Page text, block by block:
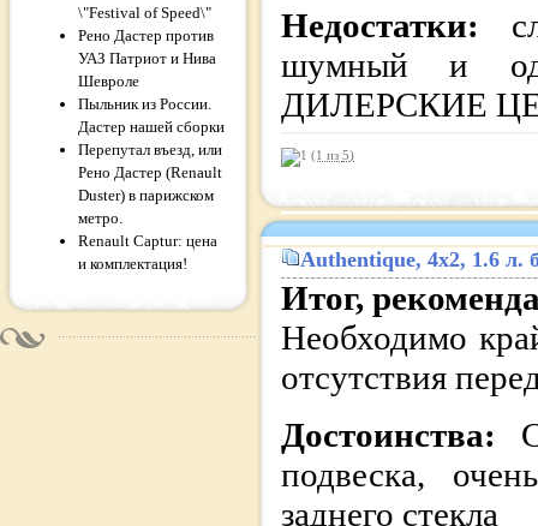
\"Festival of Speed\"
Рено Дастер против
УАЗ Патриот и Нива
Шевроле
Пыльник из России.
Дастер нашей сборки
Перепутал въезд, или
Рено Дастер (Renault
Duster) в парижском
метро.
Renault Captur: цена
и комплектация!
Недостатки:
шумный и
ДИЛЕРСКИЕ
(1 из 5)
Authentique, 4x2, 1.6 л.
Итог,
Необходимо
отсутствия
Достоинства:
подвеска,
заднего стекла